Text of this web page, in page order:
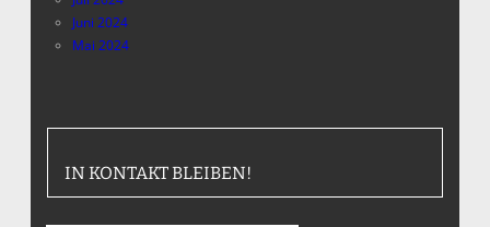
Juni 2024
Mai 2024
IN KONTAKT BLEIBEN!